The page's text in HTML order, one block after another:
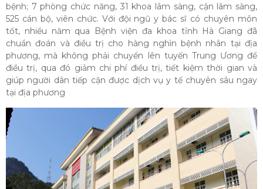
bệnh; 7 phòng chức năng, 31 khoa lâm sàng, cận lâm sàng,
525 cán bộ, viên chức. Với đội ngũ y bác sĩ có chuyên môn
tốt, nhiều năm qua Bệnh viện đa khoa tỉnh Hà Giang đã
chuẩn đoán và điều trị cho hàng nghìn bệnh nhân tại địa
phương, mà không phải chuyển lên tuyến Trung Ương để
điều trị, qua đó giảm chi phí điều trị, tiết kiệm thời gian và
giúp người dân tiếp cận được dịch vụ y tế chuyên sâu ngay
tại địa phương